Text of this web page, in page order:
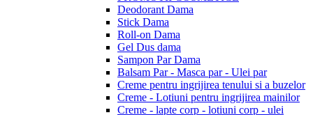
Deodorant Dama
Stick Dama
Roll-on Dama
Gel Dus dama
Sampon Par Dama
Balsam Par - Masca par - Ulei par
Creme pentru ingrijirea tenului si a buzelor
Creme - Lotiuni pentru ingrijirea mainilor
Creme - lapte corp - lotiuni corp - ulei